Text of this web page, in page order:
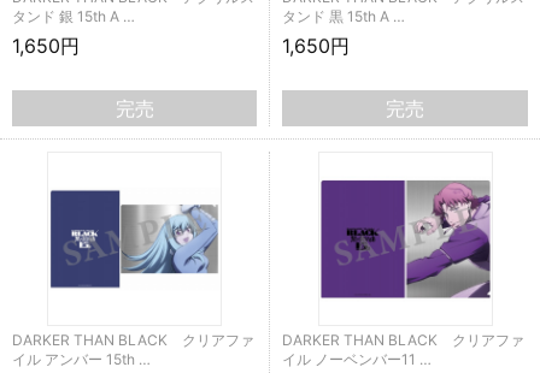
タンド 銀 15th A …
1,650円
完売
タンド 黒 15th A …
1,650円
完売
DARKER THAN BLACK クリアファ
イル アンバー 15th …
DARKER THAN BLACK クリアファ
イル ノーベンバー11 …